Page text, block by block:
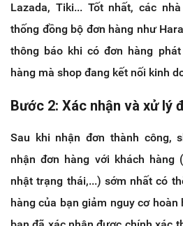
Lazada, Tiki... Tốt nhất, các
thống đồng bộ đơn hàng như
thông báo khi có đơn hàng
hàng mà shop đang kết nối kinh
Bước 2: Xác nhận và xử lý
Sau khi nhận đơn thành công,
nhận đơn hàng với khách hàng
nhật trạng thái,...) sớm nhất có
hàng của bạn giảm nguy cơ hoàn